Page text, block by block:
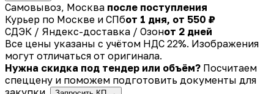
Самовывоз, Москва после поступления
Курьер по Москве и СПбот 1 дня, от 550 ₽
СДЭК / Яндекс-доставка / Озонот 2 дней
Все цены указаны с учётом НДС 22%. Изображения
могут отличаться от оригинала.
Нужна скидка под тендер или объём? Посчитаем
спеццену и поможем подготовить документы для